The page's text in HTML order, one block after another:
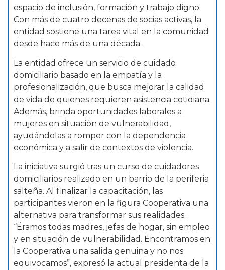
espacio de inclusión, formación y trabajo digno.
Con más de cuatro decenas de socias activas, la
entidad sostiene una tarea vital en la comunidad
desde hace más de una década.
La entidad ofrece un servicio de cuidado
domiciliario basado en la empatía y la
profesionalización, que busca mejorar la calidad
de vida de quienes requieren asistencia cotidiana.
Además, brinda oportunidades laborales a
mujeres en situación de vulnerabilidad,
ayudándolas a romper con la dependencia
económica y a salir de contextos de violencia.
La iniciativa surgió tras un curso de cuidadores
domiciliarios realizado en un barrio de la periferia
salteña. Al finalizar la capacitación, las
participantes vieron en la figura Cooperativa una
alternativa para transformar sus realidades:
“Éramos todas madres, jefas de hogar, sin empleo
y en situación de vulnerabilidad. Encontramos en
la Cooperativa una salida genuina y no nos
equivocamos”, expresó la actual presidenta de la